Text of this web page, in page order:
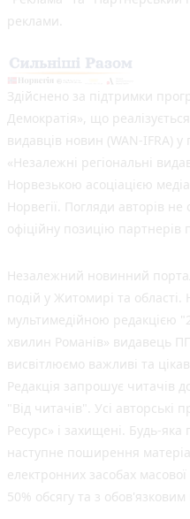
реклами.
Здійснено за підтримки
Демократія», що
видавців новин (WAN-IFRA) у
«Незалежні регіональні
Норвезькою асоціацією
Норвегії. Погляди авторів
офіційну позицію партнерів
Незалежний новинний
подій у Житомирі та
мультимедійною редакцією
хвилин Романів» видавець
висвітлюємо важливі та
Редакція запрошує читачів
"Від читачів". Усі авторські
Ресурс» і захищені. Будь-
наступне поширення
електронних засобах
50% обсягу та з